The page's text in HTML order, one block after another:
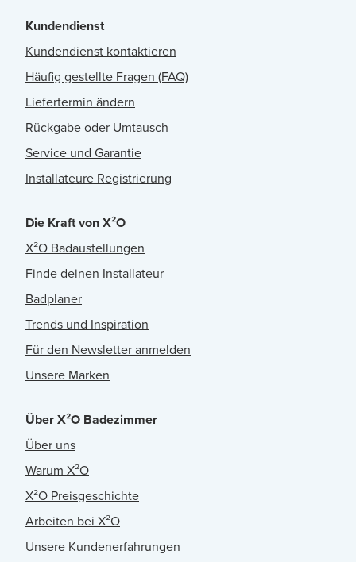
Kundendienst
Kundendienst kontaktieren
Häufig gestellte Fragen (FAQ)
Liefertermin ändern
Rückgabe oder Umtausch
Service und Garantie
Installateure Registrierung
Die Kraft von X²O
X²O Badaustellungen
Finde deinen Installateur
Badplaner
Trends und Inspiration
Für den Newsletter anmelden
Unsere Marken
Über X²O Badezimmer
Über uns
Warum X²O
X²O Preisgeschichte
Arbeiten bei X²O
Unsere Kundenerfahrungen